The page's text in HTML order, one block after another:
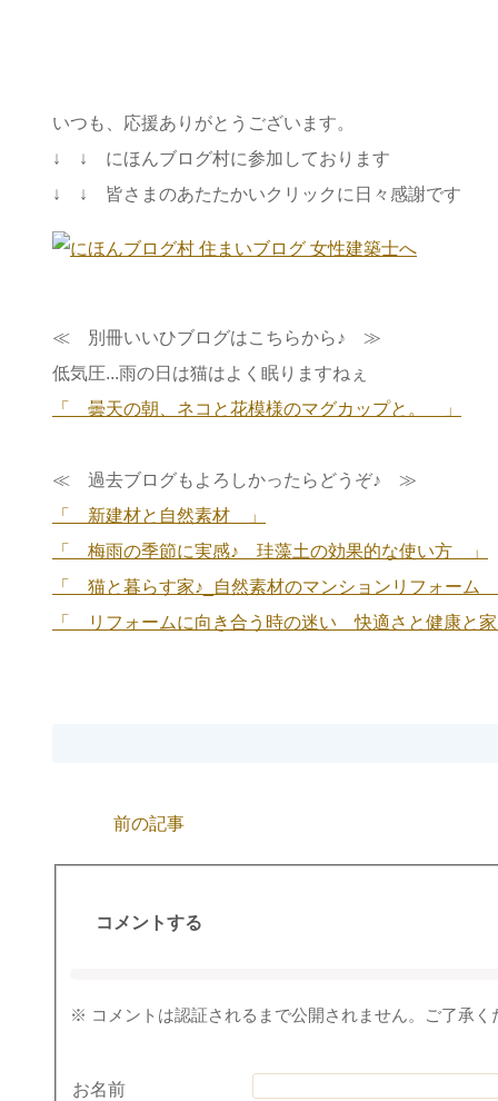
いつも、応援ありがとうございます。
↓ ↓ にほんブログ村に参加しております
↓ ↓ 皆さまのあたたかいクリックに日々感謝です
≪ 別冊いいひブログはこちらから♪ ≫
低気圧...雨の日は猫はよく眠りますねぇ
「 曇天の朝、ネコと花模様のマグカップと。 」
≪ 過去ブログもよろしかったらどうぞ♪ ≫
「 新建材と自然素材 」
「 梅雨の季節に実感♪＿珪藻土の効果的な使い方 」
「 猫と暮らす家♪_自然素材のマンションリフォーム
「 リフォームに向き合う時の迷い＿快適さと健康と
前の記事
コメントする
※ コメントは認証されるまで公開されません。ご了承く
お名前